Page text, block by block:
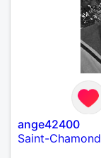
ange42400
Saint-Chamond